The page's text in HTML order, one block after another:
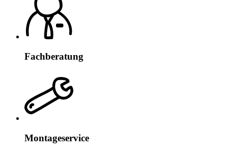
Fachberatung
Montageservice